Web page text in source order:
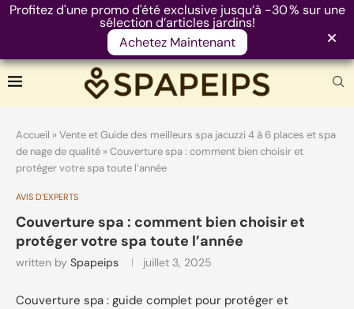
Profitez d'une promo d'été exclusive jusqu’à -30 % sur une
sélection d’articles jardins!
Achetez Maintenant
Accueil » Vente et Guide des meilleurs spa jacuzzi 4 à 6 places et spa
de nage de qualité » Couverture spa : comment bien choisir et
protéger votre spa toute l’année
AVIS D’EXPERTS
Couverture spa : comment bien choisir et
protéger votre spa toute l’année
written by Spapeips juillet 3, 2025
Couverture spa : guide complet pour protéger et